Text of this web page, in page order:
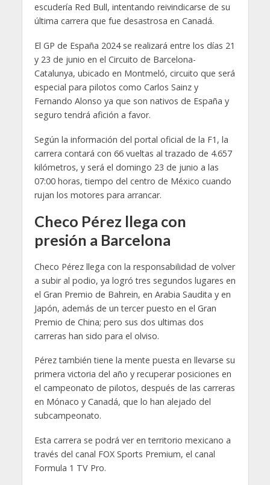
escudería Red Bull, intentando reivindicarse de su
última carrera que fue desastrosa en Canadá.
El GP de España 2024 se realizará entre los días 21
y 23 de junio en el Circuito de Barcelona-
Catalunya, ubicado en Montmeló, circuito que será
especial para pilotos como Carlos Sainz y
Fernando Alonso ya que son nativos de España y
seguro tendrá afición a favor.
Según la información del portal oficial de la F1, la
carrera contará con 66 vueltas al trazado de 4.657
kilómetros, y será el domingo 23 de junio a las
07:00 horas, tiempo del centro de México cuando
rujan los motores para arrancar.
Checo Pérez llega con
presión a Barcelona
Checo Pérez llega con la responsabilidad de volver
a subir al podio, ya logró tres segundos lugares en
el Gran Premio de Bahrein, en Arabia Saudita y en
Japón, además de un tercer puesto en el Gran
Premio de China; pero sus dos ultimas dos
carreras han sido para el olviso.
Pérez también tiene la mente puesta en llevarse su
primera victoria del año y recuperar posiciones en
el campeonato de pilotos, después de las carreras
en Mónaco y Canadá, que lo han alejado del
subcampeonato.
Esta carrera se podrá ver en territorio mexicano a
través del canal FOX Sports Premium, el canal
Formula 1 TV Pro.